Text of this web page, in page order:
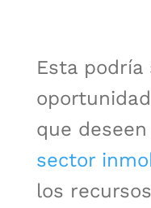
Esta podría
que
sector
los